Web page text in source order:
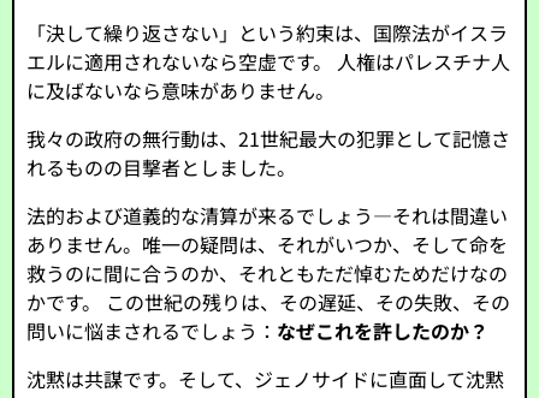
「決して繰り返さない」という約束は、国際法がイスラ
エルに適用されないなら空虚です。 人権はパレスチナ人
に及ばないなら意味がありません。
我々の政府の無行動は、21世紀最大の犯罪として記憶さ
れるものの目撃者としました。
法的および道義的な清算が来るでしょう—それは間違い
ありません。唯一の疑問は、それがいつか、そして命を
救うのに間に合うのか、それともただ悼むためだけなの
かです。 この世紀の残りは、その遅延、その失敗、その
問いに悩まされるでしょう： なぜこれを許したのか？
沈黙は共謀です。そして、ジェノサイドに直面して沈黙